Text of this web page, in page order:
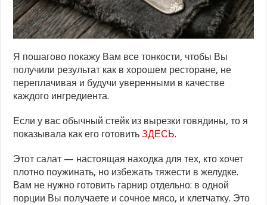
Я пошагово покажу Вам все тонкости, чтобы Вы
получили результат как в хорошем ресторане, не
переплачивая и будучи уверенными в качестве
каждого ингредиента.
Если у вас обычный стейк из вырезки говядины, то я
показывала как его готовитьЗДЕСЬ.
Этот салат — настоящая находка для тех, кто хочет
плотно поужинать, но избежать тяжести в желудке.
Вам не нужно готовить гарнир отдельно: в одной
порции Вы получаете и сочное мясо, и клетчатку. Это